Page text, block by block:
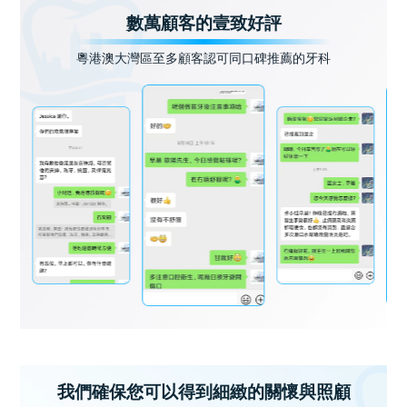
數萬顧客的壹致好評
粵港澳大灣區至多顧客認可同口碑推薦的牙科
我們確保您可以得到細緻的關懷與照顧